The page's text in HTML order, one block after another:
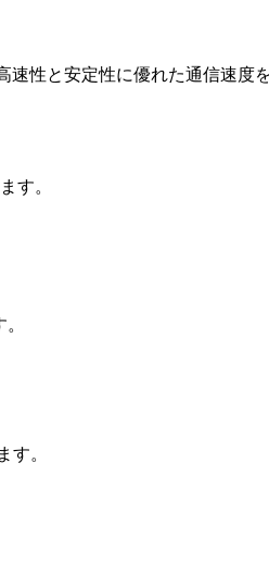
速性と安定性に優れた通信速度
す。
す。